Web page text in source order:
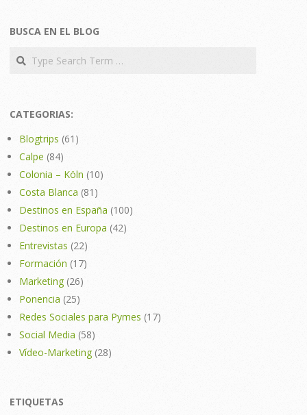
BUSCA EN EL BLOG
Search
CATEGORIAS:
Blogtrips (61)
Calpe (84)
Colonia – Köln (10)
Costa Blanca (81)
Destinos en España (100)
Destinos en Europa (42)
Entrevistas (22)
Formación (17)
Marketing (26)
Ponencia (25)
Redes Sociales para Pymes (17)
Social Media (58)
Vídeo-Marketing (28)
ETIQUETAS